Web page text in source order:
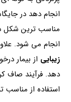
انجام دهد در
مناسب ترین شکل
انجام می شود.
زیبایی از بیمار
دهد. فرآیند صاف
استفاده از مناسب